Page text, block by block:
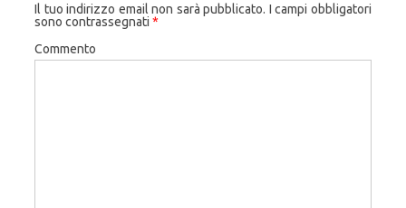
Il tuo indirizzo email non sarà pubblicato. I campi obbligatori
sono contrassegnati *
Commento